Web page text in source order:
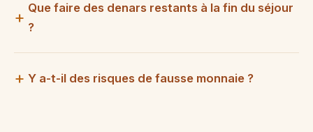
Que faire des denars restants à la fin du séjour
?
Y a-t-il des risques de fausse monnaie ?